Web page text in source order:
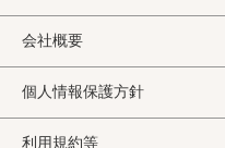
会社概要
個人情報保護方針
利用規約等